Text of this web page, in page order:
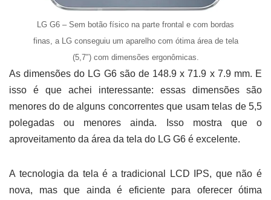
LG G6 – Sem botão físico na parte frontal e com bordas
finas, a LG conseguiu um aparelho com ótima área de tela
(5,7″) com dimensões ergonômicas.
As dimensões do LG G6 são de 148.9 x 71.9 x 7.9 mm. E
isso é que achei interessante: essas dimensões são
menores do de alguns concorrentes que usam telas de 5,5
polegadas ou menores ainda. Isso mostra que o
aproveitamento da área da tela do LG G6 é excelente.
A tecnologia da tela é a tradicional LCD IPS, que não é
nova, mas que ainda é eficiente para oferecer ótima